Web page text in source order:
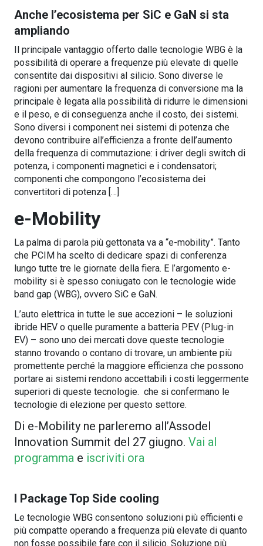
Anche l’ecosistema per SiC e GaN si sta
ampliando
Il principale vantaggio offerto dalle tecnologie WBG è la
possibilità di operare a frequenze più elevate di quelle
consentite dai dispositivi al silicio. Sono diverse le
ragioni per aumentare la frequenza di conversione ma la
principale è legata alla possibilità di ridurre le dimensioni
e il peso, e di conseguenza anche il costo, dei sistemi.
Sono diversi i component nei sistemi di potenza che
devono contribuire all’efficienza a fronte dell’aumento
della frequenza di commutazione: i driver degli switch di
potenza, i componenti magnetici e i condensatori;
componenti che compongono l’ecosistema dei
convertitori di potenza […]
e-Mobility
La palma di parola più gettonata va a “e-mobility”. Tanto
che PCIM ha scelto di dedicare spazi di conferenza
lungo tutte tre le giornate della fiera. E l’argomento e-
mobility si è spesso coniugato con le tecnologie wide
band gap (WBG), ovvero SiC e GaN.
L’auto elettrica in tutte le sue accezioni – le soluzioni
ibride HEV o quelle puramente a batteria PEV (Plug-in
EV) – sono uno dei mercati dove queste tecnologie
stanno trovando o contano di trovare, un ambiente più
promettente perché la maggiore efficienza che possono
portare ai sistemi rendono accettabili i costi leggermente
superiori di queste tecnologie. che si confermano le
tecnologie di elezione per questo settore.
Di e-Mobility ne parleremo all’Assodel
Innovation Summit del 27 giugno. Vai al
programma e iscriviti ora
I Package Top Side cooling
Le tecnologie WBG consentono soluzioni più efficienti e
più compatte operando a frequenza più elevate di quanto
non fosse possibile fare con il silicio. Soluzione più